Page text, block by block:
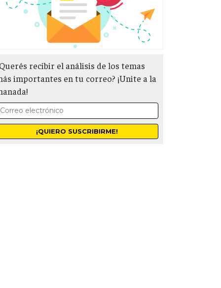
recibir el análisis de los temas
importantes en tu correo? ¡Unite a la